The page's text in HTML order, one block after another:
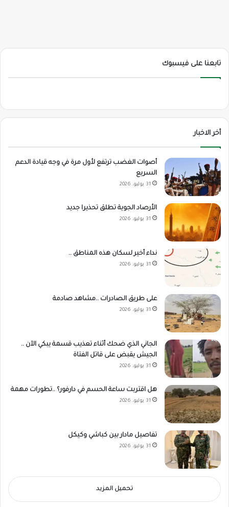
تابعنا على فيسبوك
أخر الاخبار
أصوات الغضب ترتفع لأول مرة في وجه قيادة الدعم
السريع
31 يوليو، 2026
الأرصاد الجوية تطلق تحذيرا جديد
31 يوليو، 2026
نداء أخير لسكان هذه المناطق ..
31 يوليو، 2026
على طريق الصادرات ..مشاهد صادمة
31 يوليو، 2026
الجاني الذي ضحك أثناء تعذيب قسمة يبكي الآن ..
الجيش يقبض على قاتل الفتاة
31 يوليو، 2026
هل اقتربت ساعة الحسم في دارفور؟ ..تطورات مهمة
31 يوليو، 2026
تفاصيل مادار بين كباشي وكيكل
31 يوليو، 2026
تحميل المزيد